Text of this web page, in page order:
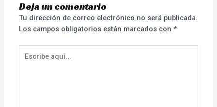
Deja un comentario
Tu dirección de correo electrónico no será publicada.
Los campos obligatorios están marcados con*
aquí...